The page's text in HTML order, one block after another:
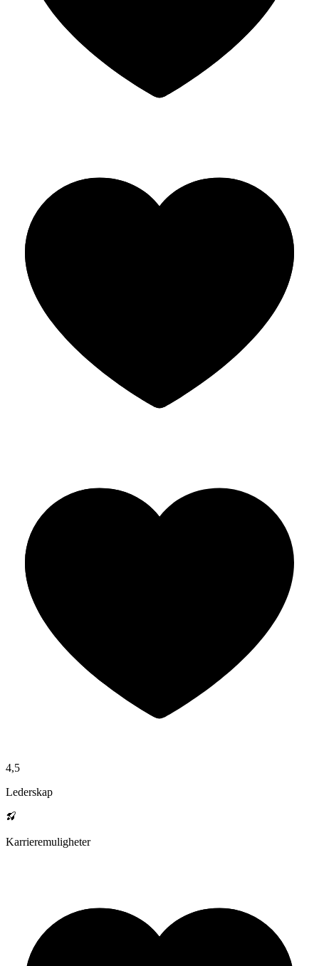
4,5
Lederskap
Karrieremuligheter